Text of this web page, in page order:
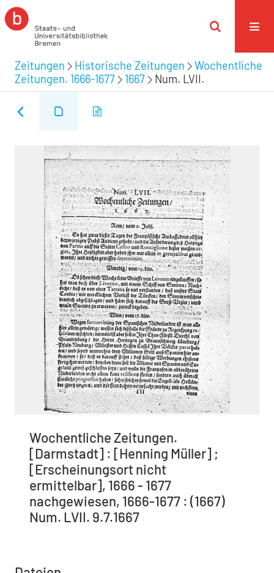
Zeitungen Historische Zeitungen
Wochentliche
Zeitungen. 1666-1677
1667 Num. LVII.
Wochentliche Zeitungen.
[Darmstadt] : [Henning Müller] ;
[Erscheinungsort nicht
ermittelbar], 1666 - 1677
nachgewiesen, 1666-1677 : (1667)
Num. LVII. 9.7.1667